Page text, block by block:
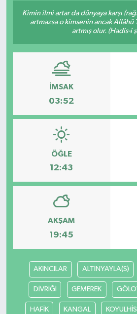
Kimin ilmi artar da dünyaya karşı
artmazsa o kimsenin ancak Allâhü
artmış olur. (Hadis-i
İMSAK
03:52
ÖĞLE
12:43
AKŞAM
19:45
AKINCILAR ALTINYAYLA(S)
DİVRİĞİ GEMEREK
HAFİK KANGAL